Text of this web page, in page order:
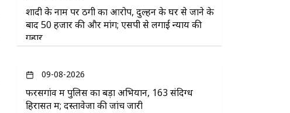
शादी के नाम पर ठगी का आरोप, दुल्हन के घर से जाने के
बाद 50 हजार की और मांग; एसपी से लगाई न्याय की
गुहार
09-08-2026
फरसगांव में पुलिस का बड़ा अभियान, 163 संदिग्ध
हिरासत में; दस्तावेजों की जांच जारी